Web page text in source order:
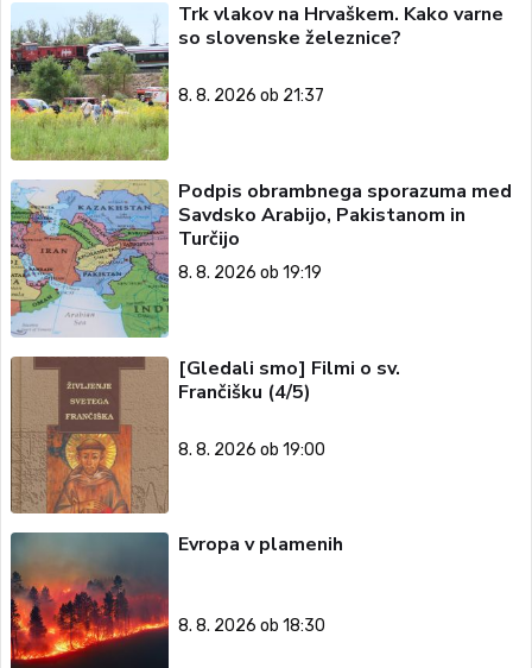
Trk vlakov na Hrvaškem. Kako varne
so slovenske železnice?
8. 8. 2026 ob 21:37
Podpis obrambnega sporazuma med
Savdsko Arabijo, Pakistanom in
Turčijo
8. 8. 2026 ob 19:19
[Gledali smo] Filmi o sv.
Frančišku (4/5)
8. 8. 2026 ob 19:00
Evropa v plamenih
8. 8. 2026 ob 18:30